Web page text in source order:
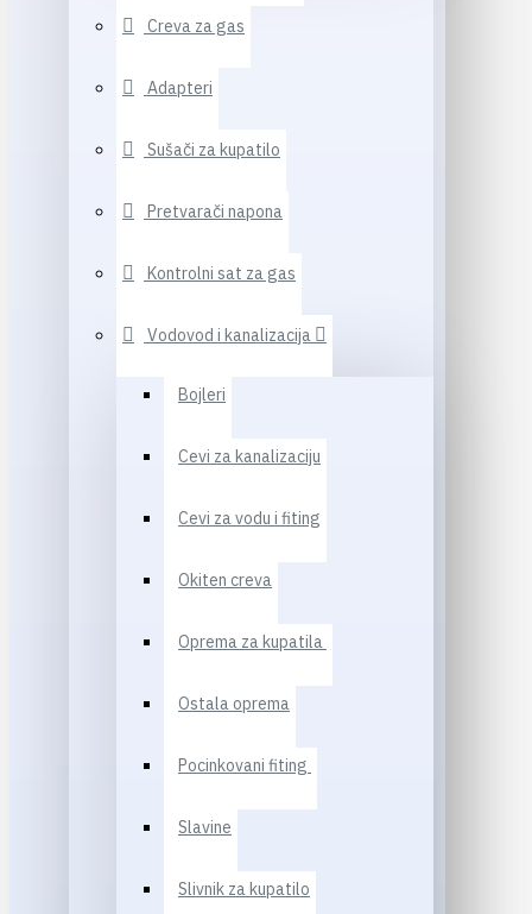
Creva za gas
Adapteri
Sušači za kupatilo
Pretvarači napona
Kontrolni sat za gas
Vodovod i kanalizacija
Bojleri
Cevi za kanalizaciju
Cevi za vodu i fiting
Okiten creva
Oprema za kupatila
Ostala oprema
Pocinkovani fiting
Slavine
Slivnik za kupatilo